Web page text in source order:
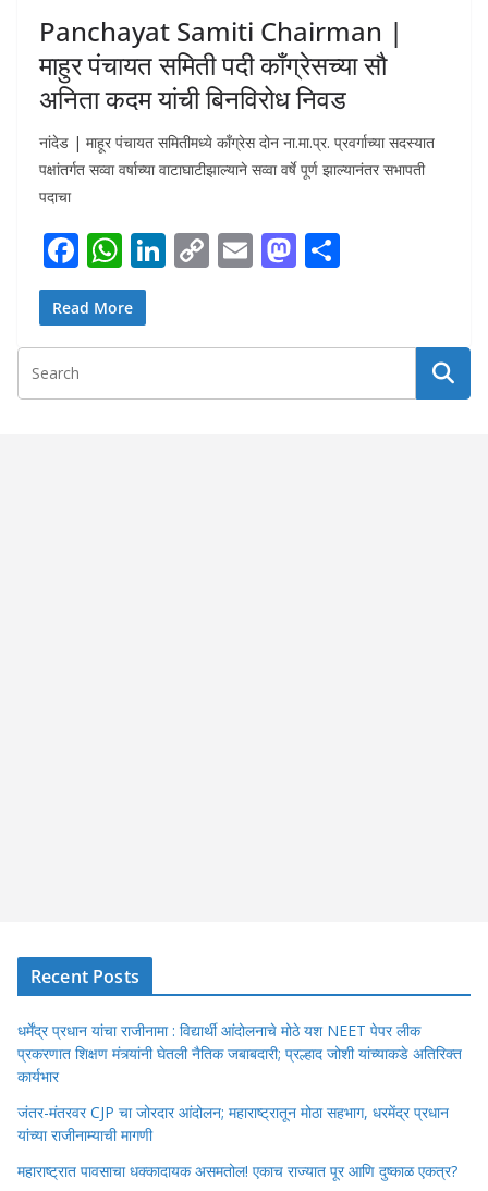
Panchayat Samiti Chairman |
माहुर पंचायत समिती पदी काँग्रेसच्या सौ
अनिता कदम यांची बिनविरोध निवड
नांदेड | माहूर पंचायत समितीमध्ये कॉंग्रेस दोन ना.मा.प्र. प्रवर्गाच्या सदस्यात
पक्षांतर्गत सव्वा वर्षाच्या वाटाघाटीझाल्याने सव्वा वर्षे पूर्ण झाल्यानंतर सभापती
पदाचा
F
ac
e
b
o
W
h
at
s
A
Li
e
dI
C
y
Li
E
l
M
d
o
e
Read More
Recent Posts
धर्मेंद्र प्रधान यांचा राजीनामा : विद्यार्थी आंदोलनाचे मोठे यश NEET पेपर लीक
प्रकरणात शिक्षण मंत्र्यांनी घेतली नैतिक जबाबदारी; प्रल्हाद जोशी यांच्याकडे अतिरिक्त
कार्यभार
जंतर-मंतरवर CJP चा जोरदार आंदोलन; महाराष्ट्रातून मोठा सहभाग, धरमेंद्र प्रधान
यांच्या राजीनाम्याची मागणी
महाराष्ट्रात पावसाचा धक्कादायक असमतोल! एकाच राज्यात पूर आणि दुष्काळ एकत्र?